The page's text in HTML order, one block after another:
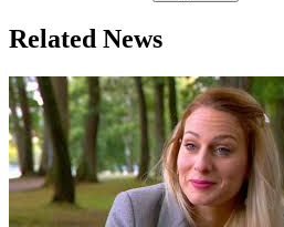
Related News